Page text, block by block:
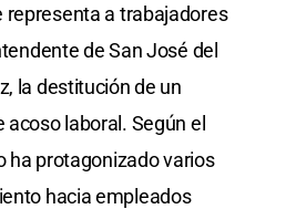
representa a trabajadores
de San José del
la destitución de un
laboral. Según el
ha protagonizado varios
hacia empleados